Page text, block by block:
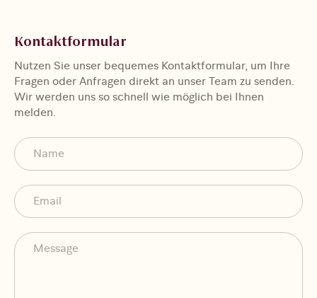
Kontaktformular
Nutzen Sie unser bequemes Kontaktformular, um Ihre
Fragen oder Anfragen direkt an unser Team zu senden.
Wir werden uns so schnell wie möglich bei Ihnen
melden.